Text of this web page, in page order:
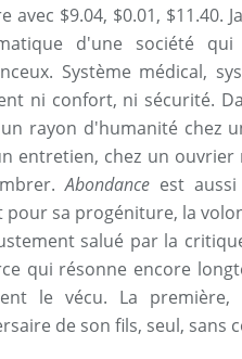
avec $9.04, $0.01, $11.40.
d'une société
Système médical,
ni confort, ni sécurité.
rayon d'humanité chez
entretien, chez un
Abondance est
pour sa progéniture, la
salué par la
qui résonne encore
le vécu. La
de son fils, seul, sans